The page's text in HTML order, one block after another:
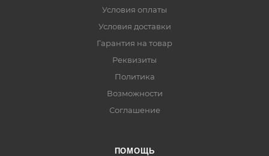
Условия оплаты
Условия доставки
Гарантия на товар
Реквизиты
Политика
Возможности
Соглашение
ПОМОЩЬ